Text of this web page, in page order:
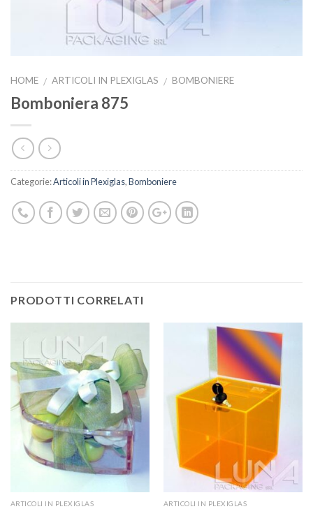
HOME / ARTICOLI IN PLEXIGLAS / BOMBONIERE
Bomboniera 875
Categorie:Articoli in Plexiglas,Bomboniere
PRODOTTI CORRELATI
ARTICOLI IN PLEXIGLAS ARTICOLI IN PLEXIGLAS